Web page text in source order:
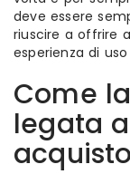
deve essere
riuscire a offrire
esperienza di
Come
legata
acquisto